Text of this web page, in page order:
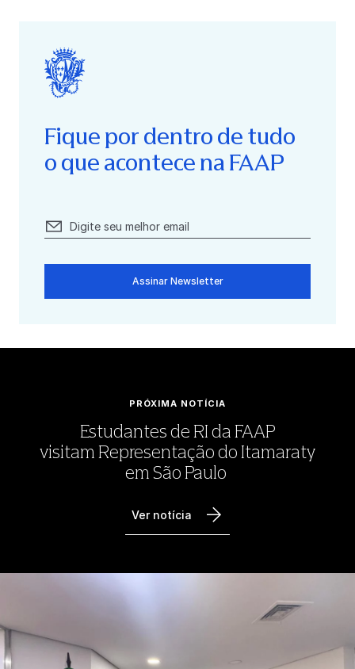
Fique por dentro de tudo
o que acontece na FAAP
Assinar Newsletter
PRÓXIMA NOTÍCIA
Estudantes de RI da FAAP
visitam Representação do Itamaraty
em São Paulo
Ver notícia